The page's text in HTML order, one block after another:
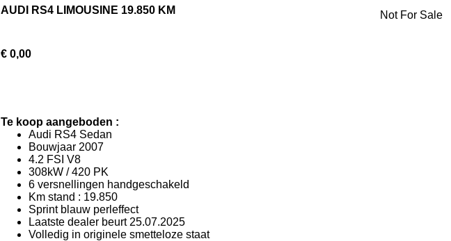
AUDI RS4 LIMOUSINE 19.850 KM Not For Sale
€ 0,00
Te koop aangeboden :
Audi RS4 Sedan
Bouwjaar 2007
4.2 FSI V8
308kW / 420 PK
6 versnellingen handgeschakeld
Km stand : 19.850
Sprint blauw perleffect
Laatste dealer beurt 25.07.2025
Volledig in originele smetteloze staat